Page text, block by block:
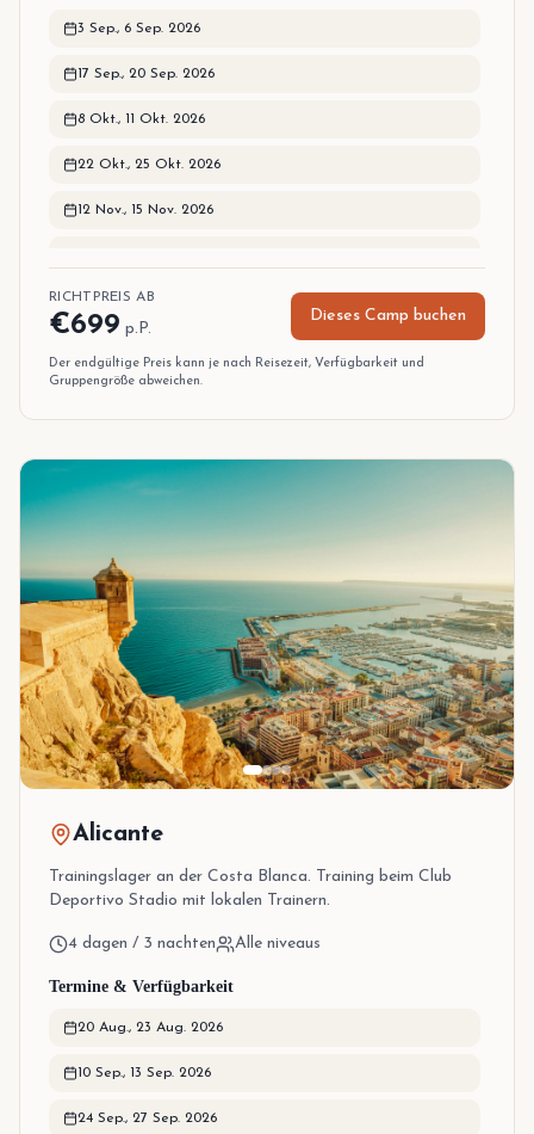
3 Sep., 6 Sep. 2026
17 Sep., 20 Sep. 2026
8 Okt., 11 Okt. 2026
22 Okt., 25 Okt. 2026
12 Nov., 15 Nov. 2026
10 Dez., 13 Dez. 2026
RICHTPREIS AB
€699 p.P.
Dieses Camp buchen
Der endgültige Preis kann je nach Reisezeit, Verfügbarkeit und
Gruppengröße abweichen.
Alicante
Trainingslager an der Costa Blanca. Training beim Club
Deportivo Stadio mit lokalen Trainern.
4 dagen / 3 nachten Alle niveaus
Termine & Verfügbarkeit
20 Aug., 23 Aug. 2026
10 Sep., 13 Sep. 2026
24 Sep., 27 Sep. 2026